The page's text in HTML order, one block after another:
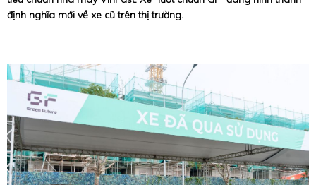
định nghĩa mới về xe cũ trên thị trường.